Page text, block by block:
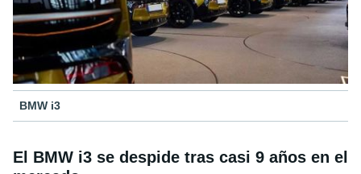
BMW i3
El BMW i3 se despide tras casi 9 años en el